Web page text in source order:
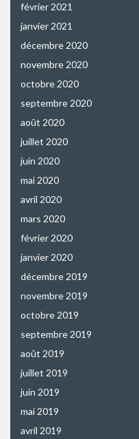
février 2021
janvier 2021
décembre 2020
novembre 2020
octobre 2020
septembre 2020
août 2020
juillet 2020
juin 2020
mai 2020
avril 2020
mars 2020
février 2020
janvier 2020
décembre 2019
novembre 2019
octobre 2019
septembre 2019
août 2019
juillet 2019
juin 2019
mai 2019
avril 2019